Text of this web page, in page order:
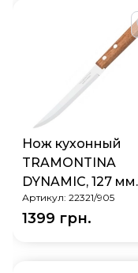
Нож кухонный
TRAMONTINA
DYNAMIC, 127 мм
22321/905
Артикул: 22321/905
1399 грн.